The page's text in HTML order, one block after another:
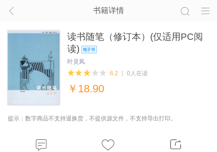
书籍详情
读书随笔（修订本）(仅适用PC阅
读)
叶灵凤
6.2
0人在读
￥ 18.90
提示：数字商品不支持退换货，不提供源文件，不支持导出打印。